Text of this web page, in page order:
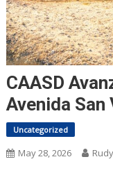
CAASD
Avenida San
Uncategorized
May 28, 2026